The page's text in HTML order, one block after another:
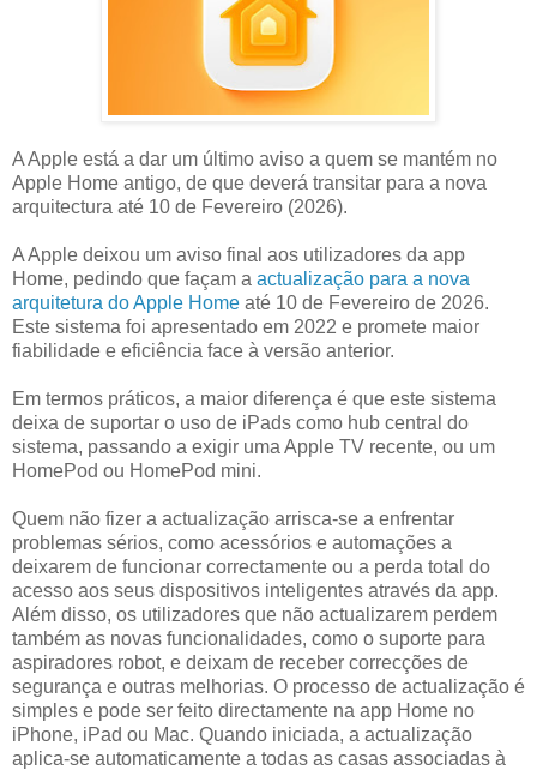
A Apple está a dar um último aviso a quem se mantém no
Apple Home antigo, de que deverá transitar para a nova
arquitectura até 10 de Fevereiro (2026).
A Apple deixou um aviso final aos utilizadores da app
Home, pedindo que façam a actualização para a nova
arquitetura do Apple Home até 10 de Fevereiro de 2026.
Este sistema foi apresentado em 2022 e promete maior
fiabilidade e eficiência face à versão anterior.
Em termos práticos, a maior diferença é que este sistema
deixa de suportar o uso de iPads como hub central do
sistema, passando a exigir uma Apple TV recente, ou um
HomePod ou HomePod mini.
Quem não fizer a actualização arrisca-se a enfrentar
problemas sérios, como acessórios e automações a
deixarem de funcionar correctamente ou a perda total do
acesso aos seus dispositivos inteligentes através da app.
Além disso, os utilizadores que não actualizarem perdem
também as novas funcionalidades, como o suporte para
aspiradores robot, e deixam de receber correcções de
segurança e outras melhorias. O processo de actualização é
simples e pode ser feito directamente na app Home no
iPhone, iPad ou Mac. Quando iniciada, a actualização
aplica-se automaticamente a todas as casas associadas à